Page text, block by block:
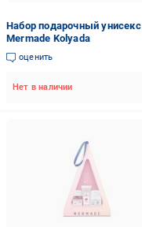
Набор подарочный унисекс
Mermade Kolyada
оценить
Нет в наличии